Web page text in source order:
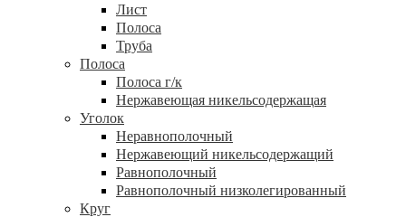
Лист
Полоса
Труба
Полоса
Полоса г/к
Нержавеющая никельсодержащая
Уголок
Неравнополочный
Нержавеющий никельсодержащий
Равнополочный
Равнополочный низколегированный
Круг